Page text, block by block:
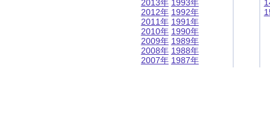
2013年
2012年
2011年
2010年
2009年
2008年
2007年
1993年
1992年
1991年
1990年
1989年
1988年
1987年